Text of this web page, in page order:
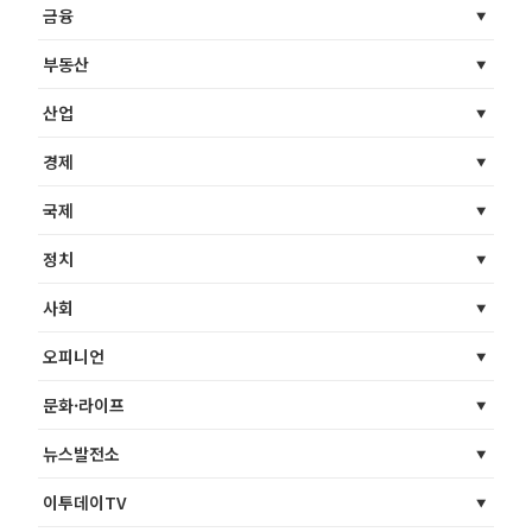
금융
부동산
산업
경제
국제
정치
사회
오피니언
문화·라이프
뉴스발전소
이투데이TV